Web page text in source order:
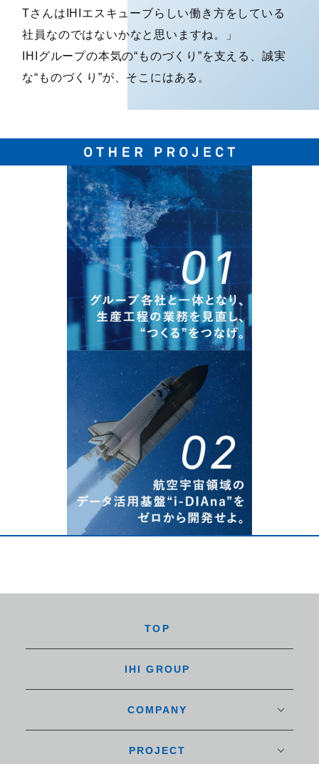
TさんはIHIエスキューブらしい働き方をしている
社員なのではないかなと思いますね。」
IHIグループの本気の“ものづくり”を支える、誠実
な“ものづくり”が、そこにはある。
TOP
IHI GROUP
COMPANY
PROJECT